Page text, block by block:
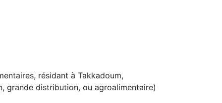
résidant à Takkadoum,
grande distribution, ou agroalimentaire)